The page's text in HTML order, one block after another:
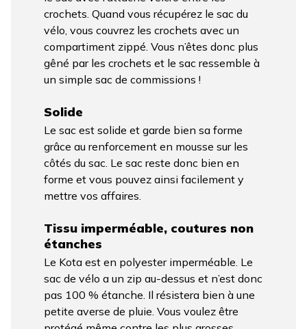
crochets. Quand vous récupérez le sac du
vélo, vous couvrez les crochets avec un
compartiment zippé. Vous n’êtes donc plus
gêné par les crochets et le sac ressemble à
un simple sac de commissions !
Solide
Le sac est solide et garde bien sa forme
grâce au renforcement en mousse sur les
côtés du sac. Le sac reste donc bien en
forme et vous pouvez ainsi facilement y
mettre vos affaires.
Tissu imperméable, coutures non
étanches
Le Kota est en polyester imperméable. Le
sac de vélo a un zip au-dessus et n’est donc
pas 100 % étanche. Il résistera bien à une
petite averse de pluie. Vous voulez être